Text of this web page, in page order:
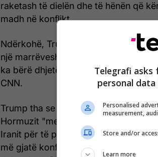
raketash të dielën dhe të hënën që
madh në konflikt.
Ndërkohë, Trump tha se Shtetet e
një marrëveshje me Iranin brenda
ka bërë dhjetëra herë gjatë dy
CNN.
Trump tha se marrëveshja do të
Hormuzit "menjëherë", por analistët
Iranit për të prishur pikën e mbytjes
më gjatë konfliktit, pavarësisht nga
Telegrafi asks
personal
Personalised
measurement,
Store and/or
Learn more